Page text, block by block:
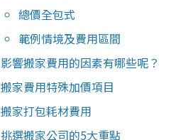
總價全包式
範例情境及費用區間
影響搬家費用的因素有哪些呢？
搬家費用特殊加價項目
搬家打包耗材費用
挑選搬家公司的5大重點